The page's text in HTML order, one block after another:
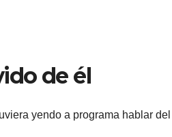
de él
yendo a programa hablar